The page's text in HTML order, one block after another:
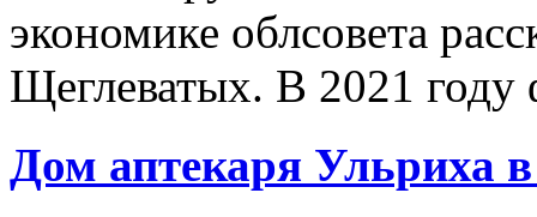
экономике облсовета
Щеглеватых. В 2021 году
Дом аптекаря Ульриха